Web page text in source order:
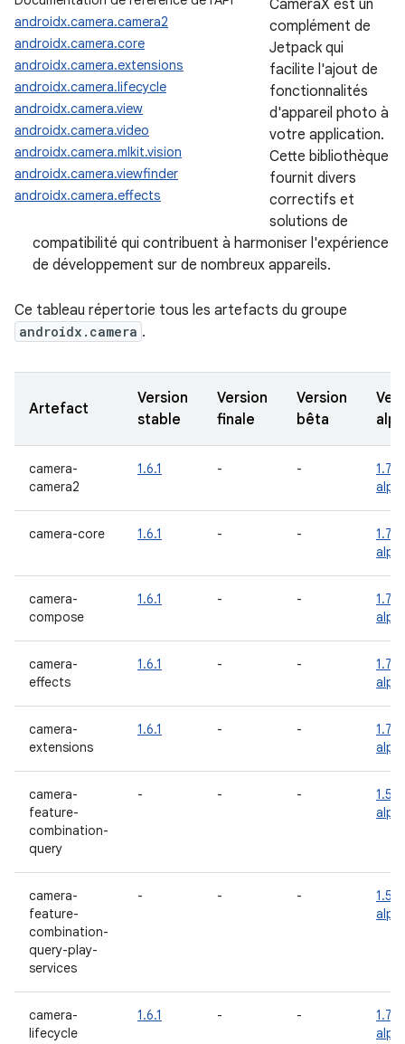
androidx.camera.camera2
androidx.camera.core
androidx.camera.extensions
androidx.camera.lifecycle
androidx.camera.view
androidx.camera.video
androidx.camera.mlkit.vision
androidx.camera.viewfinder
androidx.camera.effects
CameraX est un
complément de
Jetpack qui
facilite l'ajout de
fonctionnalités
d'appareil photo à
votre application.
Cette bibliothèque
fournit divers
correctifs et
solutions de
compatibilité qui contribuent à harmoniser l'expérience
de développement sur de nombreux appareils.
Ce tableau répertorie tous les artefacts du groupe
androidx.camera .
Artefact
Version
stable
Version
finale
Version
bêta
camera-
camera2
1.6.1 - -
camera-core 1.6.1 - -
camera-
compose
1.6.1 - -
camera-
effects
1.6.1 - -
camera-
extensions
1.6.1 - -
camera-
feature-
combination-
query
- - -
camera-
feature-
combination-
query-play-
services
- - -
camera-
lifecycle
1.6.1 - -